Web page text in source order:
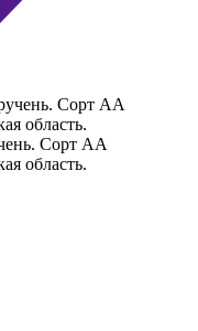
Сорт АА
область.